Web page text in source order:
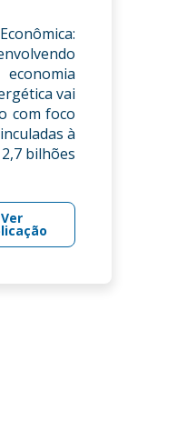
vai
com foco
à
bilhões
Ver